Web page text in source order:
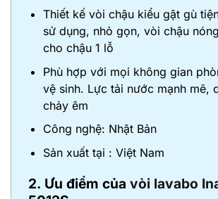
Thiết kế vòi chậu kiểu gật gù
sử dụng, nhỏ gọn, vòi chậu
cho chậu 1 lỗ
Phù hợp với mọi không gian
vệ sinh. Lực tải nước mạnh mẽ,
chảy êm
Công nghệ: Nhật Bản
Sản xuất tại : Việt Nam
2. Ưu điểm của vòi lavabo